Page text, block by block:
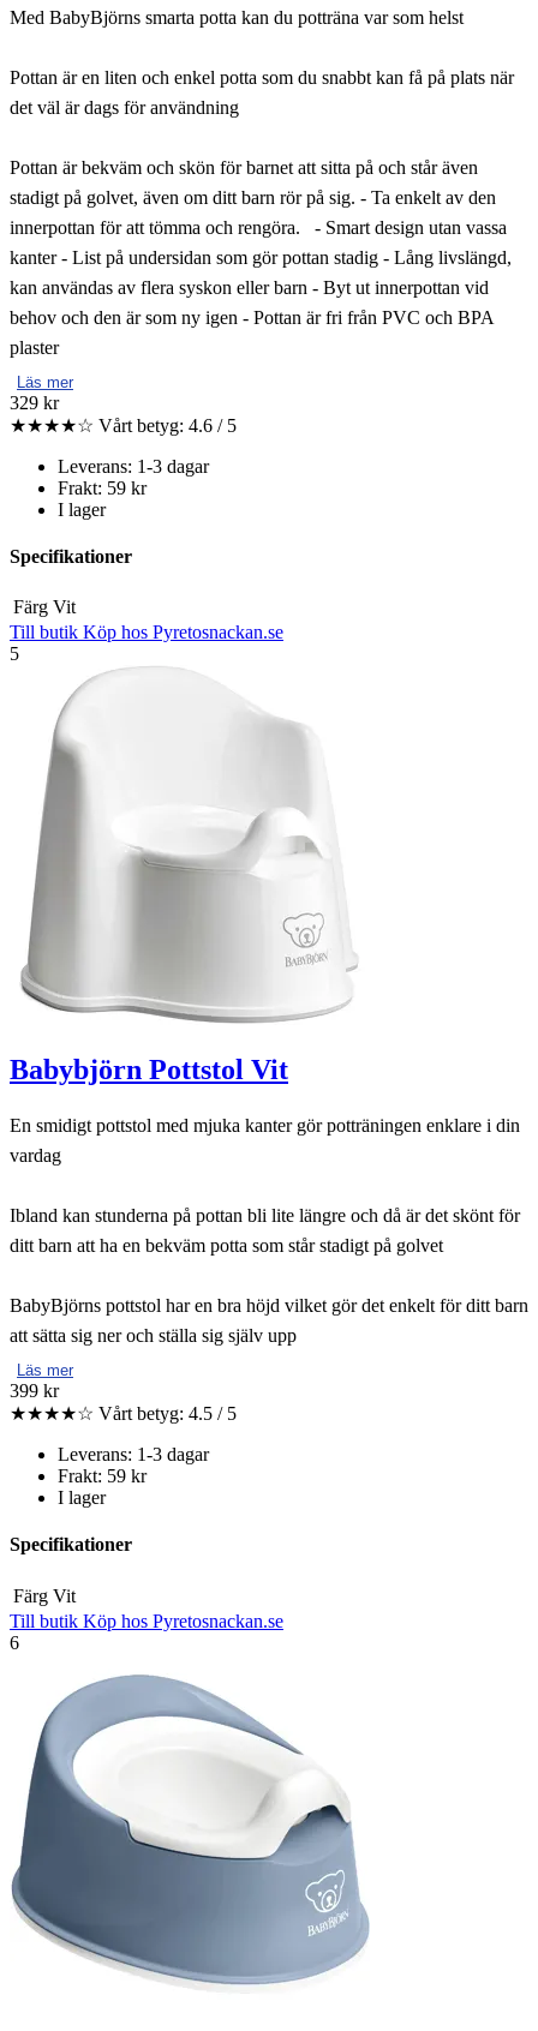
Med BabyBjörns smarta potta kan du potträna var som helst
Pottan är en liten och enkel potta som du snabbt kan få på plats när
det väl är dags för användning
Pottan är bekväm och skön för barnet att sitta på och står även
stadigt på golvet, även om ditt barn rör på sig. - Ta enkelt av den
innerpottan för att tömma och rengöra. - Smart design utan vassa
kanter - List på undersidan som gör pottan stadig - Lång livslängd,
kan användas av flera syskon eller barn - Byt ut innerpottan vid
behov och den är som ny igen - Pottan är fri från PVC och BPA
plaster
Läs mer
329 kr
★★★★☆ Vårt betyg: 4.6 / 5
Leverans: 1-3 dagar
Frakt: 59 kr
I lager
Specifikationer
Färg Vit
Till butik Köp hos Pyretosnackan.se
5
Babybjörn Pottstol Vit
En smidigt pottstol med mjuka kanter gör potträningen enklare i din
vardag
Ibland kan stunderna på pottan bli lite längre och då är det skönt för
ditt barn att ha en bekväm potta som står stadigt på golvet
BabyBjörns pottstol har en bra höjd vilket gör det enkelt för ditt barn
att sätta sig ner och ställa sig själv upp
Läs mer
399 kr
★★★★☆ Vårt betyg: 4.5 / 5
Leverans: 1-3 dagar
Frakt: 59 kr
I lager
Specifikationer
Färg Vit
Till butik Köp hos Pyretosnackan.se
6